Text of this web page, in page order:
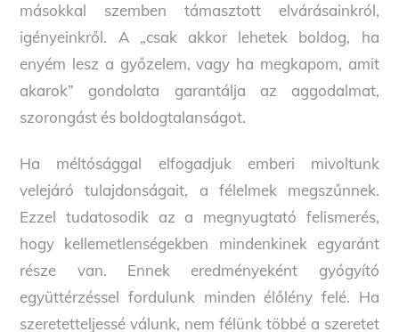
másokkal szemben támasztott elvárásainkról,
igényeinkről. A „csak akkor lehetek boldog, ha
enyém lesz a győzelem, vagy ha megkapom, amit
akarok” gondolata garantálja az aggodalmat,
szorongást és boldogtalanságot.
Ha méltósággal elfogadjuk emberi mivoltunk
velejáró tulajdonságait, a félelmek megszűnnek.
Ezzel tudatosodik az a megnyugtató felismerés,
hogy kellemetlenségekben mindenkinek egyaránt
része van. Ennek eredményeként gyógyító
együttérzéssel fordulunk minden élőlény felé. Ha
szeretetteljessé válunk, nem félünk többé a szeretet